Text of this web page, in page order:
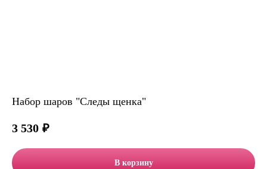
Набор шаров "Следы щенка"
3 530 ₽
В корзину